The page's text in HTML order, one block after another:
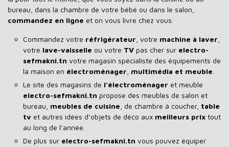
bureau, dans la chambre de votre bébé ou dans le salon,
commandez en ligne et on vous livre chez vous.
Commandez votre réfrigérateur, votre machine à laver,
votre lave-vaisselle ou votre TV pas cher sur electro-
sefmakni.tn votre magasin spécialiste des équipements de
la maison en électroménager, multimédia et meuble.
Le site des magasins de l’électroménager et meuble
electro-sefmakni.tn propose des meubles de salon et
bureau, meubles de cuisine, de chambre à coucher, table
tv et autres idées d’objets de déco aux meilleurs prix tout
au long de l’année.
De plus sur electro-sefmakni.tn vous pouvez équiper